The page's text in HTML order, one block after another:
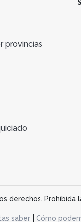
permite a las
de paquetería se
externos.
del sector, las
19,
de las franquicias
provincias
derechos.
saber| Cómo